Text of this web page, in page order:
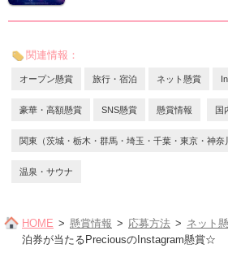
関連情報：
オープン懸賞 旅行・宿泊 ネット懸賞
豪華・高額懸賞 SNS懸賞 懸賞情報 国
関東（茨城・栃木・群馬・埼玉・千葉・東京・神奈
温泉・サウナ
HOME 懸賞情報 応募方法 ネット
泊券が当たるPreciousのInstagram懸賞☆